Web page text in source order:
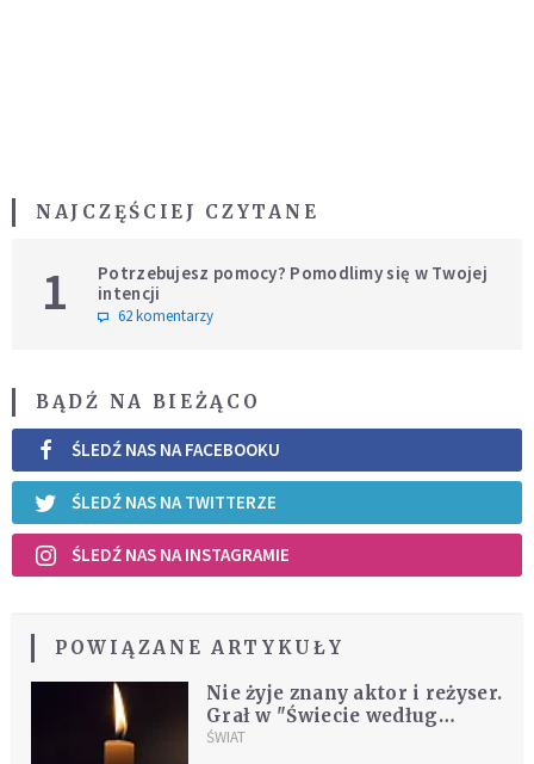
NAJCZĘŚCIEJ CZYTANE
1
Potrzebujesz pomocy? Pomodlimy się w Twojej
intencji
62 komentarzy
BĄDŹ NA BIEŻĄCO
ŚLEDŹ NAS NA FACEBOOKU
ŚLEDŹ NAS NA TWITTERZE
ŚLEDŹ NAS NA INSTAGRAMIE
POWIĄZANE ARTYKUŁY
Nie żyje znany aktor i reżyser.
Grał w "Świecie według
Kiepskich"
ŚWIAT